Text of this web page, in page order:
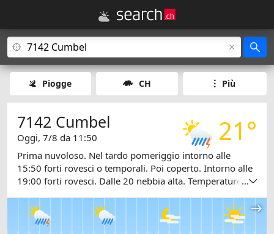
Piogge CH Più
21°
7142 Cumbel
Oggi, 7/8 da 11:50
Prima nuvoloso. Nel tardo pomeriggio intorno alle
15:50 forti rovesci o temporali. Poi coperto. Intorno alle
19:00 forti rovesci. Dalle 20 nebbia alta. Temperature tra
...